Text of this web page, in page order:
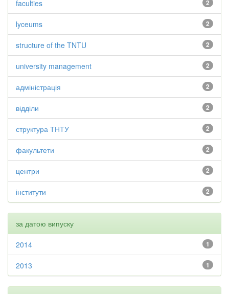
2
faculties
2
lyceums
2
structure of the TNTU
2
university management
2
адміністрація
2
відділи
2
структура ТНТУ
2
факультети
2
центри
2
інститути
за датою випуску
1
2014
1
2013